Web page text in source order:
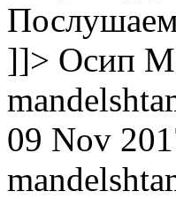
Послушаем
]]> Осип
09 Nov